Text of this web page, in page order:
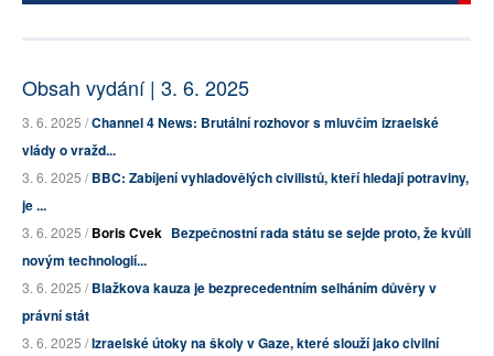
Obsah vydání | 3. 6. 2025
3. 6. 2025 /Channel 4 News: Brutální rozhovor s mluvčím izraelské
vlády o vražd...
3. 6. 2025 /BBC: Zabíjení vyhladovělých civilistů, kteří hledají potraviny,
je ...
3. 6. 2025 /Boris Cvek Bezpečnostní rada státu se sejde proto, že kvůli
novým technologií...
3. 6. 2025 /Blažkova kauza je bezprecedentním selháním důvěry v
právní stát
3. 6. 2025 /Izraelské útoky na školy v Gaze, které slouží jako civilní